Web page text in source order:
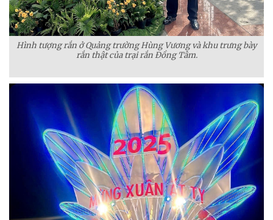
Hình tượng rắn ở Quảng trường Hùng Vương và khu trưng bày
rắn thật của trại rắn Đồng Tâm.